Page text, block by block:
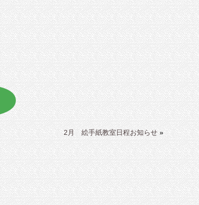
2月 絵手紙教室日程お知らせ»